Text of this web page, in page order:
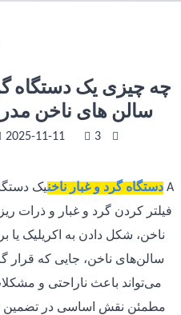
چه چیزی یک دستگاه
سالن های ناخن
2025-11-11 3
A دستگاه گرد و غبار ناخنیک
فیلتر کردن گرد و غبار و ذرات
ناخن، شکل دادن به اکریلیک
سالن‌های ناخن، جایی که قرار
می‌تواند باعث ناراحتی و
مطمئن نقش اساسی در تضمین